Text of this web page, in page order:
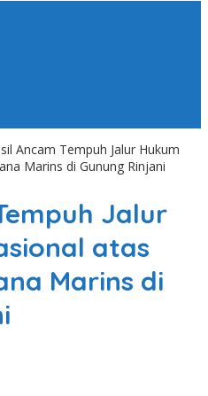
Ancam Tempuh Jalur Hukum
Marins di Gunung Rinjani
Jalur
atas
Marins di